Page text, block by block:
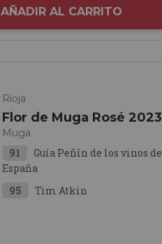
AÑADIR AL CARRITO
Rioja
Flor de Muga Rosé 2023
Muga
91
Guía Peñín de los vinos de
España
95
Tim Atkin